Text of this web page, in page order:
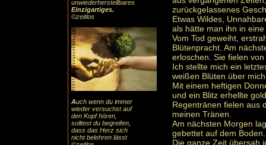
unwiederherstellbares
Einzigartiges.
©zeitlos
Auch wenn du immer
wieder versuchst auf
den Kopf hören,
solltest du begreifen,
dass das Herz sich
nicht belehren lässt
zurückgelassenes
Etwas Wildes,
als hätte man ihn in
Vom Tod geweiht,
Blütenpracht. Am
erloschen. Sie fielen
Ich stellte mich ein
weißen Blüten über
Mit einem heftigen
und ein Blitz erhellte
Regentränen fielen aus
meinen Tränen.
Am nächsten Morgen
gebettet auf dem Boden.
Die ganze Zeit übersah